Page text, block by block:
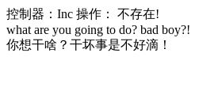
控制器：Inc 操作： 不存在!
what are you going to do? bad boy?!
你想干啥？干坏事是不好滴！